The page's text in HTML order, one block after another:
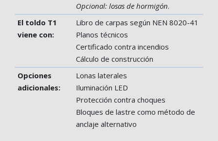
Opcional: losas de hormigón.
El toldo T1
viene con:
Libro de carpas según NEN 8020-41
Planos técnicos
Certificado contra incendios
Cálculo de construcción
Opciones
adicionales:
Lonas laterales
Iluminación LED
Protección contra choques
Bloques de lastre como método de
anclaje alternativo